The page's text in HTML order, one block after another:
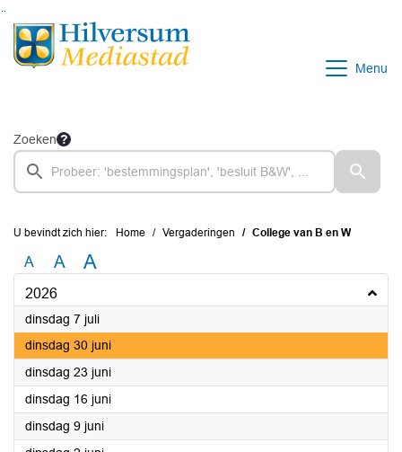
Ga naar de inhoud van deze pagina
Ga naar het zoeken
Menu
Zoeken
U bevindt zich hier: Home Vergaderingen College van B en W
A A A
2026
dinsdag 7 juli2026
dinsdag 30 juni2026
dinsdag 23 juni2026
dinsdag 16 juni2026
dinsdag 9 juni2026